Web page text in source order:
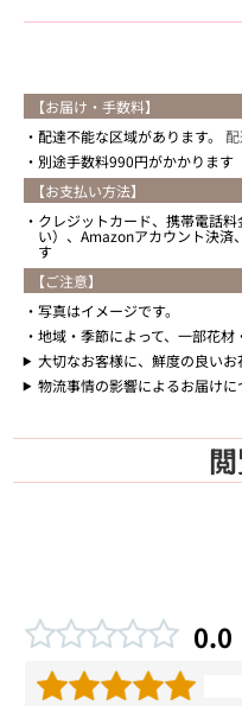
【お届け・手数料】
配達不能な区域があります。
別途手数料990円がかかります
【お支払い方法】
クレジットカード、携帯電話
い）、Amazonアカウント決
す
【ご注意】
写真はイメージです。
地域・季節によって、一部花材
大切なお客様に、鮮度の良い
物流事情の影響によるお届けに
0.0